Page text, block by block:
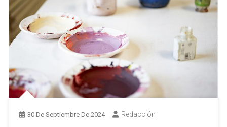
30 De Septiembre De 2024 Redacción